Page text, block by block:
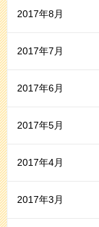
2017年8月
2017年7月
2017年6月
2017年5月
2017年4月
2017年3月